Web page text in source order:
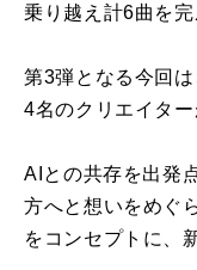
乗り越え計6曲を完
第3弾となる今回
4名のクリエイタ
AIとの共存を出発
方へと想いをめぐ
をコンセプトに、